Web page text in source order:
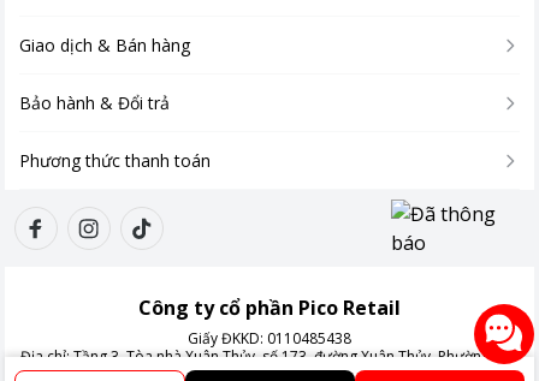
Giao dịch & Bán hàng
Bảo hành & Đổi trả
Phương thức thanh toán
Công ty cổ phần Pico Retail
Giấy ĐKKD: 0110485438
Địa chỉ:Tầng 3, Tòa nhà Xuân Thủy, số 173, đường Xuân Thủy, Phường Cầu
Giấy, Thành phố Hà Nội, Việt Nam